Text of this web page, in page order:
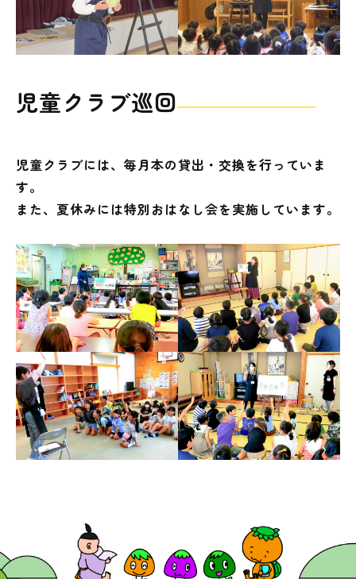
児童クラブ巡回
児童クラブには、毎月本の貸出・交換を行っていま
す。
また、夏休みには特別おはなし会を実施しています。
インターネットサービス
蔵書検索・マイページ
としょかん
図書館
としょかん
のおしごと
おはなし会
かい